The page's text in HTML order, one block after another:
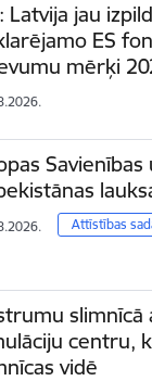
Latvija jau
ES
mērķi
Attīstības
slimnīcā
centru,
vidē